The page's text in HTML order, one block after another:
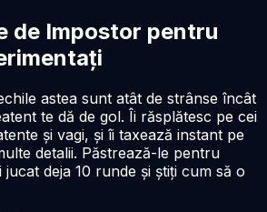
de Impostor pentru
astea sunt atât de strânse încât
te dă de gol. Îi răsplătesc pe cei
și vagi, și îi taxează instant pe
detalii. Păstrează-le pentru
deja 10 runde și știți cum să o